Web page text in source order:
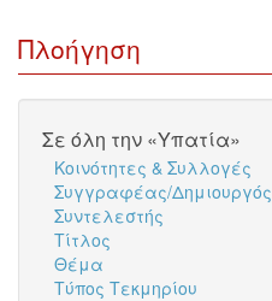
Πλοήγηση
Σε όλη την «Υπατία»
Κοινότητες & Συλλογές
Συγγραφέας/Δημιουργός
Συντελεστής
Τίτλος
Θέμα
Τύπος Τεκμηρίου